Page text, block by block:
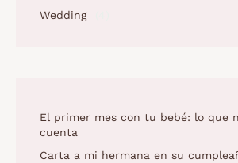
Wedding
El primer mes con tu bebé: lo que
cuenta
Carta a mi hermana en su